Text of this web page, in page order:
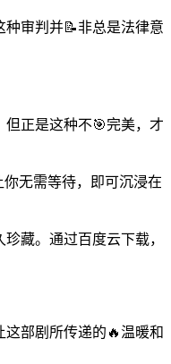
审判并📝非总是法律意
正是这种不🎯完美，才
无需等待，即可沉浸在
藏。通过百度云下载，
部剧所传递的🔥温暖和